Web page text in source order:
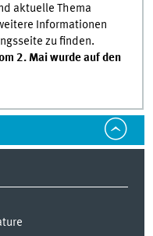
aktuelle Thema
Informationen
zu finden.
2. Mai wurde auf den